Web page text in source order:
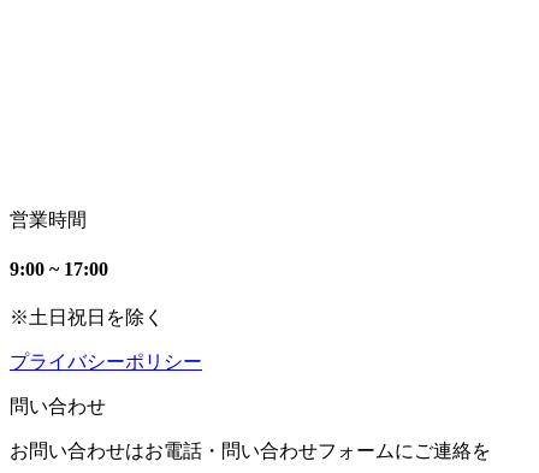
営業時間
9:00 ~ 17:00
※土日祝日を除く
プライバシーポリシー
問い合わせ
お問い合わせはお電話・問い合わせフォームにご連絡を